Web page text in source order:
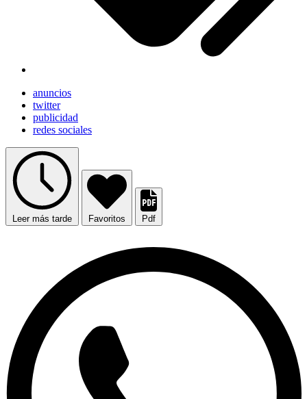
anuncios
twitter
publicidad
redes sociales
Leer más tarde Favoritos Pdf